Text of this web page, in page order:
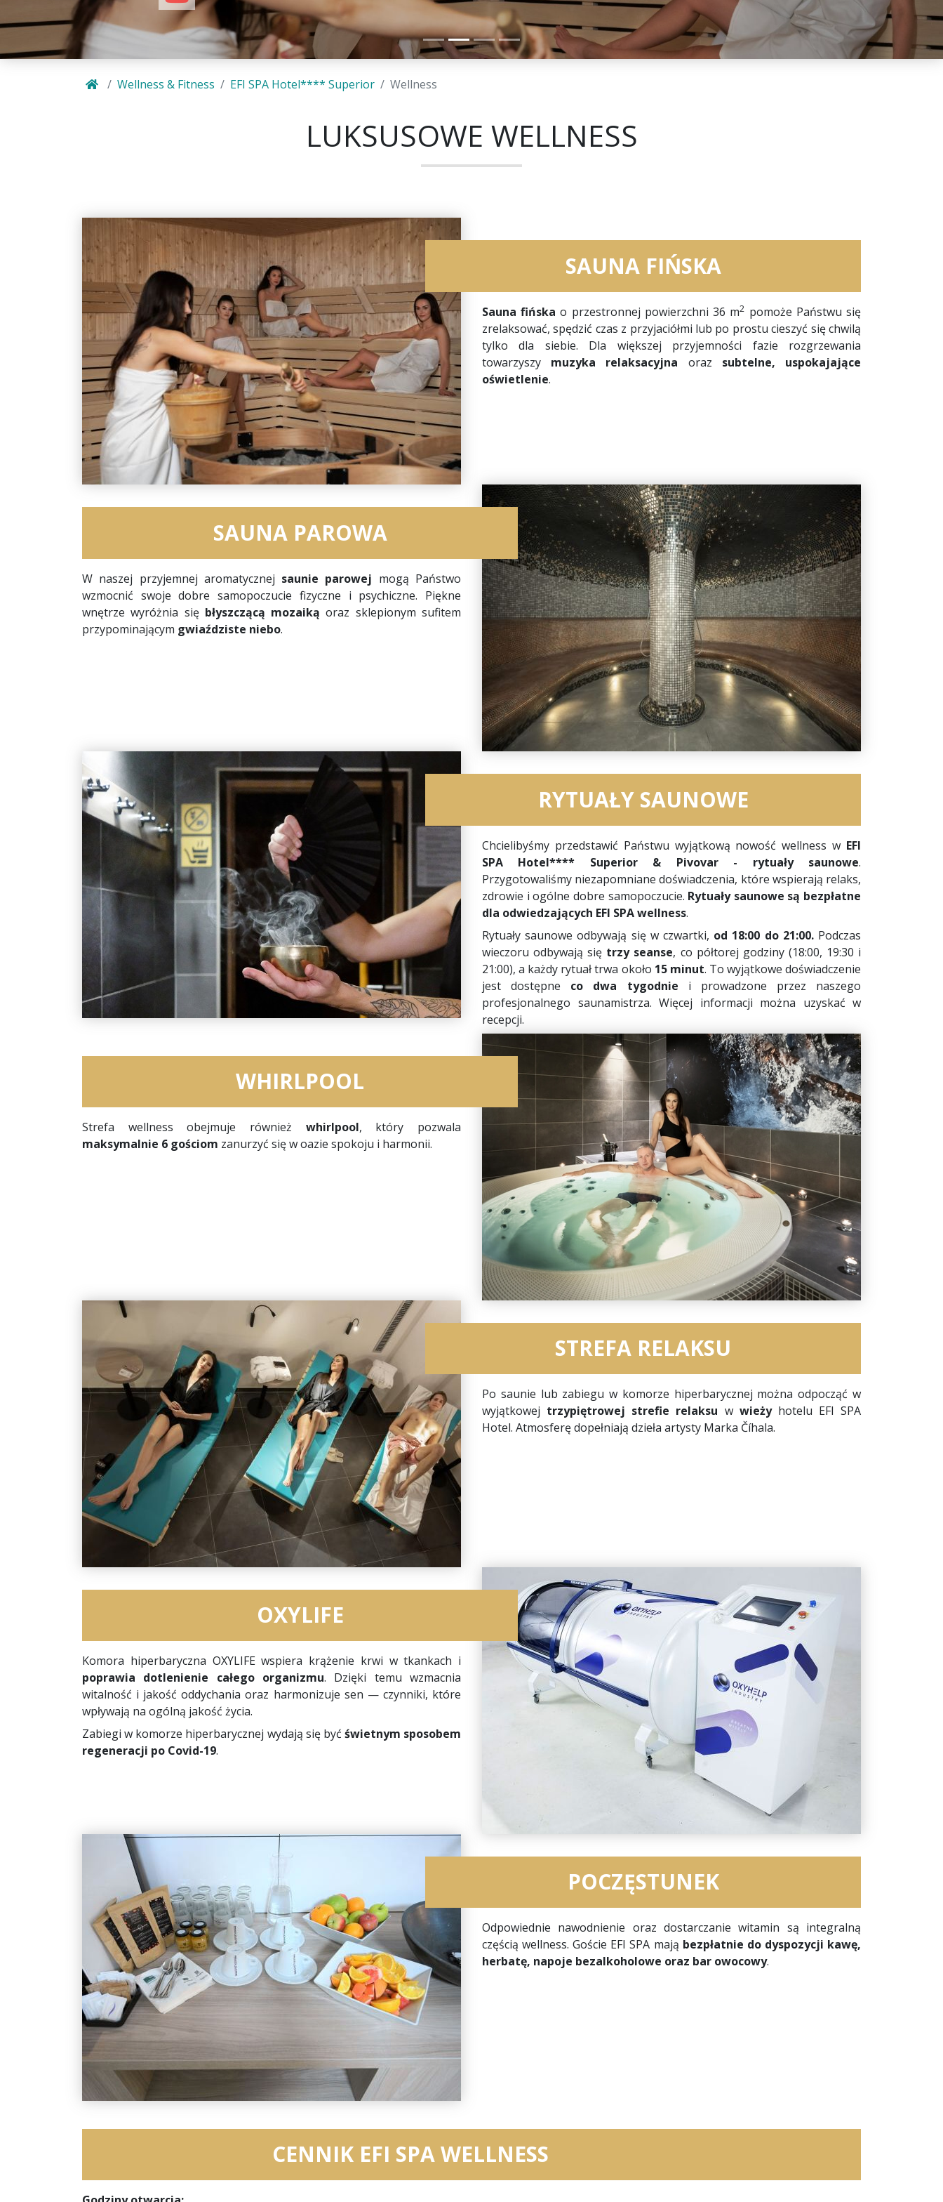
Wellness & Fitness EFI SPA Hotel**** Superior Wellness
LUKSUSOWE WELLNESS
SAUNA FIŃSKA
Sauna fińska o przestronnej powierzchni 36 m2 pomoże Państwu się
zrelaksować, spędzić czas z przyjaciółmi lub po prostu cieszyć się chwilą
tylko dla siebie. Dla większej przyjemności fazie rozgrzewania
towarzyszy muzyka relaksacyjna oraz subtelne, uspokajające
oświetlenie.
SAUNA PAROWA
W naszej przyjemnej aromatycznej saunie parowej mogą Państwo
wzmocnić swoje dobre samopoczucie fizyczne i psychiczne. Piękne
wnętrze wyróżnia się błyszczącą mozaiką oraz sklepionym sufitem
przypominającym gwiaździste niebo.
RYTUAŁY SAUNOWE
Chcielibyśmy przedstawić Państwu wyjątkową nowość wellness w EFI
SPA Hotel**** Superior & Pivovar - rytuały saunowe.
Przygotowaliśmy niezapomniane doświadczenia, które wspierają relaks,
zdrowie i ogólne dobre samopoczucie. Rytuały saunowe są bezpłatne
dla odwiedzających EFI SPA wellness.
Rytuały saunowe odbywają się w czwartki, od 18:00 do 21:00.Podczas
wieczoru odbywają się trzy seanse, co półtorej godziny (18:00, 19:30 i
21:00), a każdy rytuał trwa około 15 minut. To wyjątkowe doświadczenie
jest dostępne co dwa tygodnie i prowadzone przez naszego
profesjonalnego saunamistrza. Więcej informacji można uzyskać w
recepcji.
WHIRLPOOL
Strefa wellness obejmuje również whirlpool, który pozwala
maksymalnie 6 gościom zanurzyć się w oazie spokoju i harmonii.
STREFA RELAKSU
Po saunie lub zabiegu w komorze hiperbarycznej można odpocząć w
wyjątkowej trzypiętrowej strefie relaksu w wieżyhotelu EFI SPA
Hotel. Atmosferę dopełniają dzieła artysty Marka Číhala.
OXYLIFE
Komora hiperbaryczna OXYLIFE wspiera krążenie krwi w tkankach i
poprawia dotlenienie całego organizmu. Dzięki temu wzmacnia
witalność i jakość oddychania oraz harmonizuje sen — czynniki, które
wpływają na ogólną jakość życia.
Zabiegi w komorze hiperbarycznej wydają się być świetnym sposobem
regeneracji po Covid-19.
POCZĘSTUNEK
Odpowiednie nawodnienie oraz dostarczanie witamin są integralną
częścią wellness. Goście EFI SPA mają bezpłatnie do dyspozycji kawę,
herbatę, napoje bezalkoholowe oraz bar owocowy.
CENNIK EFI SPA WELLNESS